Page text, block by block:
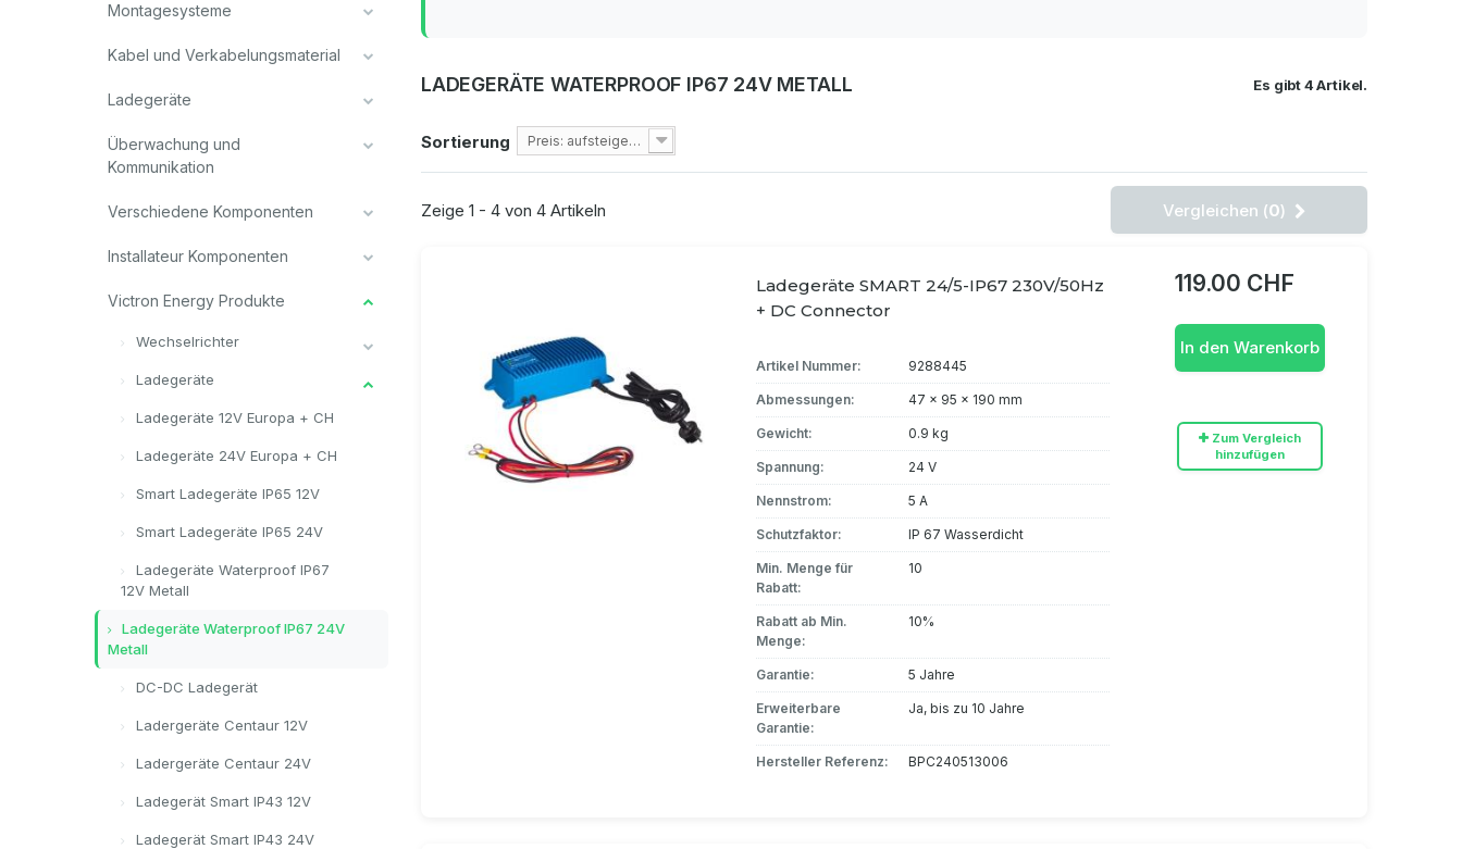
Montagesysteme
Kabel und Verkabelungsmaterial
Ladegeräte
Überwachung und
Kommunikation
Verschiedene Komponenten
Installateur Komponenten
Victron Energy Produkte
Wechselrichter
Ladegeräte
Ladegeräte 12V Europa + CH
Ladegeräte 24V Europa + CH
Smart Ladegeräte IP65 12V
Smart Ladegeräte IP65 24V
Ladegeräte Waterproof IP67
12V Metall
Ladegeräte Waterproof IP67 24V
Metall
DC-DC Ladegerät
Ladergeräte Centaur 12V
Ladergeräte Centaur 24V
Ladegerät Smart IP43 12V
Ladegerät Smart IP43 24V
LADEGERÄTE WATERPROOF IP67 24V METALL Es gibt 4 Artikel.
Sortierung Preis: aufsteigend
Vergleichen (0)
Zeige 1 - 4 von 4 Artikeln
Ladegeräte SMART 24/5-IP67 230V/50Hz
+ DC Connector
Artikel Nummer: 9288445
Abmessungen: 47 x 95 x 190 mm
Gewicht: 0.9 kg
Spannung: 24 V
Nennstrom: 5 A
Schutzfaktor: IP 67 Wasserdicht
Min. Menge für
Rabatt:
10
Rabatt ab Min.
Menge:
10%
Garantie: 5 Jahre
Erweiterbare
Garantie:
Ja, bis zu 10 Jahre
Hersteller Referenz: BPC240513006
119.00 CHF
In den Warenkorb
Zum Vergleich
hinzufügen